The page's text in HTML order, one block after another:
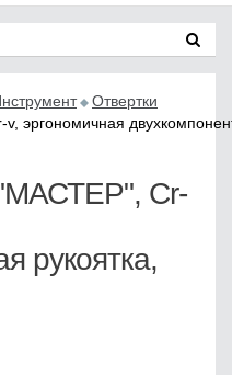
Отвертки
эргономичная
Cr-
рукоятка,